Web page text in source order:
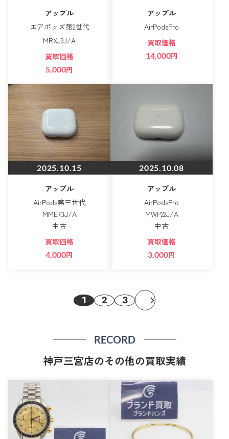
アップル
エアポッズ第2世代
MRXJ2J/A
買取価格
5,000円
アップル
AirPodsPro
買取価格
14,000円
2025.10.15
アップル
AirPods第三世代
MME73J/A
中古
買取価格
4,000円
2025.10.08
アップル
AirPodsPro
MWP22J/A
中古
買取価格
3,000円
1 2 3
RECORD
神戸三宮店のその他の買取実績